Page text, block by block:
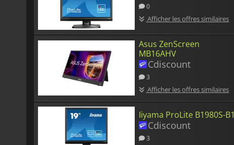
0
Afficher les offres similaires
Asus ZenScreen
MB16AHV
Cdiscount
3
Afficher les offres similaires
Iiyama ProLite B1980S-B1
Cdiscount
3